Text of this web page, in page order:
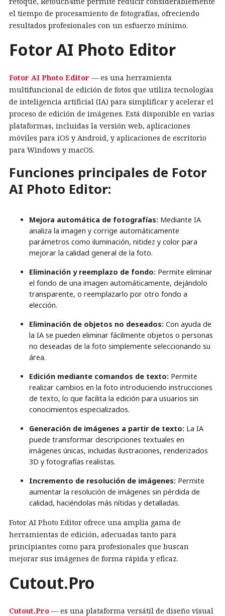
el tiempo de procesamiento de fotografías, ofreciendo
resultados profesionales con un esfuerzo mínimo.
Fotor AI Photo Editor
Fotor AI Photo Editor — es una herramienta
multifuncional de edición de fotos que utiliza tecnologías
de inteligencia artificial (IA) para simplificar y acelerar el
proceso de edición de imágenes. Está disponible en varias
plataformas, incluidas la versión web, aplicaciones
móviles para iOS y Android, y aplicaciones de escritorio
para Windows y macOS.
Funciones principales de Fotor
AI Photo Editor:
Mejora automática de fotografías: Mediante IA
analiza la imagen y corrige automáticamente
parámetros como iluminación, nitidez y color para
mejorar la calidad general de la foto.
Eliminación y reemplazo de fondo: Permite eliminar
el fondo de una imagen automáticamente, dejándolo
transparente, o reemplazarlo por otro fondo a
elección.
Eliminación de objetos no deseados: Con ayuda de
la IA se pueden eliminar fácilmente objetos o personas
no deseadas de la foto simplemente seleccionando su
área.
Edición mediante comandos de texto: Permite
realizar cambios en la foto introduciendo instrucciones
de texto, lo que facilita la edición para usuarios sin
conocimientos especializados.
Generación de imágenes a partir de texto: La IA
puede transformar descripciones textuales en
imágenes únicas, incluidas ilustraciones, renderizados
3D y fotografías realistas.
Incremento de resolución de imágenes: Permite
aumentar la resolución de imágenes sin pérdida de
calidad, haciéndolas más nítidas y detalladas.
Fotor AI Photo Editor ofrece una amplia gama de
herramientas de edición, adecuadas tanto para
principiantes como para profesionales que buscan
mejorar sus imágenes de forma rápida y eficaz.
Cutout.Pro
Cutout.Pro — es una plataforma versátil de diseño visual